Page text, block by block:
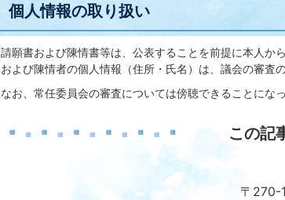
個人情報の取り扱い
請願書および陳情書等は、公表することを前提に本人か
および陳情者の個人情報（住所・氏名）は、議会の審査
なお、常任委員会の審査については傍聴できることにな
この記
〒270-